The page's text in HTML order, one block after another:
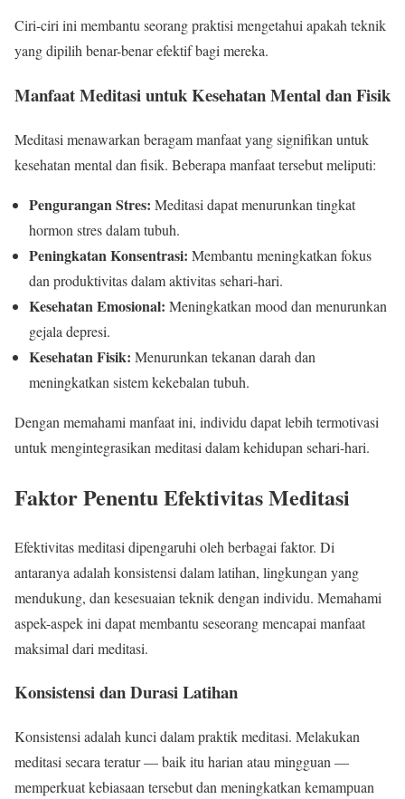
Ciri-ciri ini membantu seorang praktisi mengetahui apakah teknik
yang dipilih benar-benar efektif bagi mereka.
Manfaat Meditasi untuk Kesehatan Mental dan Fisik
Meditasi menawarkan beragam manfaat yang signifikan untuk
kesehatan mental dan fisik. Beberapa manfaat tersebut meliputi:
Pengurangan Stres: Meditasi dapat menurunkan tingkat
hormon stres dalam tubuh.
Peningkatan Konsentrasi: Membantu meningkatkan fokus
dan produktivitas dalam aktivitas sehari-hari.
Kesehatan Emosional: Meningkatkan mood dan menurunkan
gejala depresi.
Kesehatan Fisik: Menurunkan tekanan darah dan
meningkatkan sistem kekebalan tubuh.
Dengan memahami manfaat ini, individu dapat lebih termotivasi
untuk mengintegrasikan meditasi dalam kehidupan sehari-hari.
Faktor Penentu Efektivitas Meditasi
Efektivitas meditasi dipengaruhi oleh berbagai faktor. Di
antaranya adalah konsistensi dalam latihan, lingkungan yang
mendukung, dan kesesuaian teknik dengan individu. Memahami
aspek-aspek ini dapat membantu seseorang mencapai manfaat
maksimal dari meditasi.
Konsistensi dan Durasi Latihan
Konsistensi adalah kunci dalam praktik meditasi. Melakukan
meditasi secara teratur — baik itu harian atau mingguan —
memperkuat kebiasaan tersebut dan meningkatkan kemampuan